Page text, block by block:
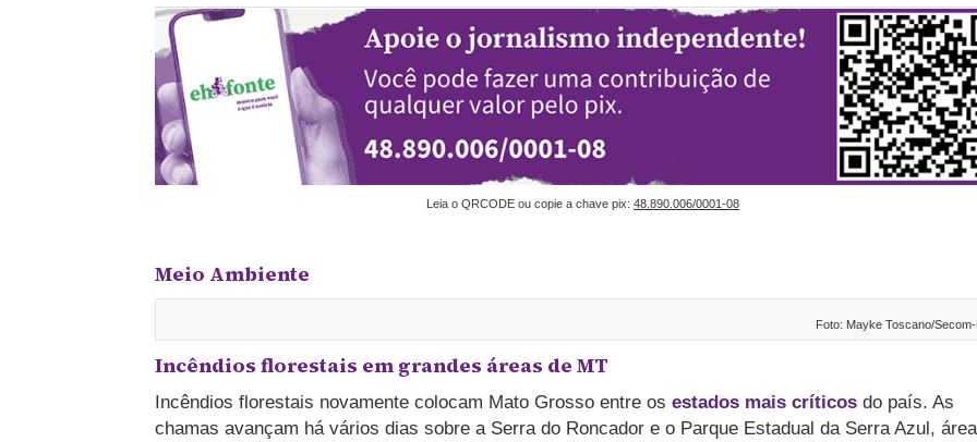
Leia o QRCODE ou copie a chave pix: 48.890.006/0001-08
Meio Ambiente
Foto: Mayke Toscano/
Incêndios florestais em grandes áreas de MT
Incêndios florestais novamente colocam Mato Grosso entre os estados mais críticos do país. As
chamas avançam há vários dias sobre a Serra do Roncador e o Parque Estadual da Serra Azul,